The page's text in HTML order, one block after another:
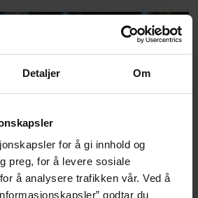
Detaljer Om
for å gi innhold og
preg, for å levere sosiale
å analysere trafikken vår. Ved å
godtar du
at Vestre